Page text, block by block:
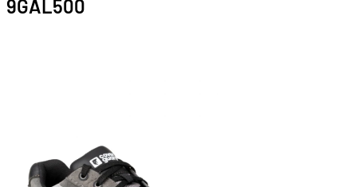
9GAL500